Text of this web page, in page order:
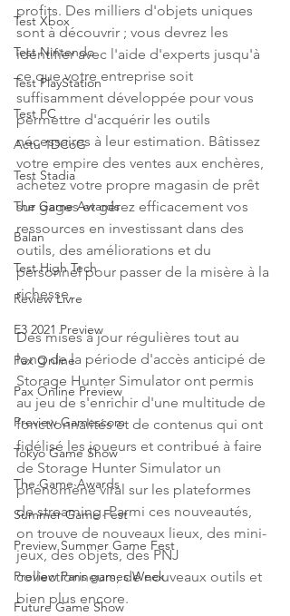
Test Xbox
Test Nintendo
Test PlayStation
Test PC
Actu 1DCoG
Test Stadia
The Game Awards
Balan
Test High Tech
Review Livre
E3 2021 Preview
Pax Online
Pax Online Preview
Preview Gamescom
Tokyo Game Show
The Game Awards
Summer Game Fest
Preview Summer Game Fest
Preview Paris games Week
Future Game Show
profits. Des milliers d'objets uniques
sont à découvrir ; vous devrez les
identifier avec l'aide d'experts jusqu'à
ce que votre entreprise soit
suffisamment développée pour vous
permettre d'acquérir les outils
nécessaires à leur estimation. Bâtissez
votre empire des ventes aux enchères,
achetez votre propre magasin de prêt
sur gages et gérez efficacement vos
ressources en investissant dans des
outils, des améliorations et du
personnel pour passer de la misère à la
richesse.
Des mises à jour régulières tout au
long de la période d'accès anticipé de
Storage Hunter Simulator ont permis
au jeu de s'enrichir d'une multitude de
fonctionnalités et de contenus qui ont
fidélisé les joueurs et contribué à faire
de Storage Hunter Simulator un
phénomène viral sur les plateformes
de streaming. Parmi ces nouveautés,
on trouve de nouveaux lieux, des mini-
jeux, des objets, des PNJ
collectionneurs, de nouveaux outils et
bien plus encore.